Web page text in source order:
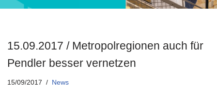
15.09.2017 / Metropolregionen auch für
Pendler besser vernetzen
15/09/2017 News